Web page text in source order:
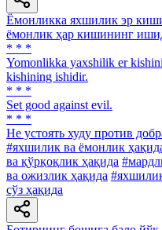
Ёмонликка яхшилик эр
ёмонлик ҳар кишининг
* * *
Yomonlikka yaxshilik er
kishining ishidir.
* * *
Set good against evil.
* * *
He устоять худу против
#яхшилик ва ёмонлик
ва қўрқоқлик ҳақида
ва ожизлик ҳақида
сўз ҳақида